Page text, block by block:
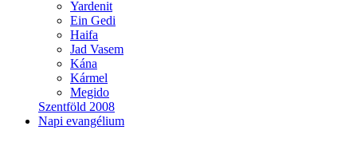
Yardenit
Ein Gedi
Haifa
Jad Vasem
Kána
Kármel
Megido
Szentföld 2008
Napi evangélium